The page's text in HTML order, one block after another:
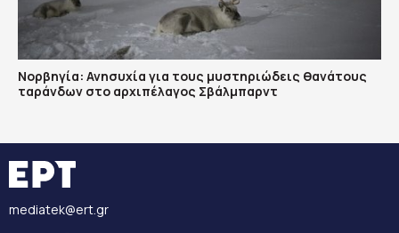
Νορβηγία: Ανησυχία για τους μυστηριώδεις θανάτους
ταράνδων στο αρχιπέλαγος Σβάλμπαρντ
mediatek@ert.gr